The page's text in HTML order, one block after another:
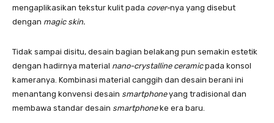
mengaplikasikan tekstur kulit pada cover-nya yang disebut
dengan magic skin.
Tidak sampai disitu, desain bagian belakang pun semakin estetik
dengan hadirnya material nano-crystalline ceramicpada konsol
kameranya. Kombinasi material canggih dan desain berani ini
menantang konvensi desain smartphoneyang tradisional dan
membawa standar desain smartphoneke era baru.